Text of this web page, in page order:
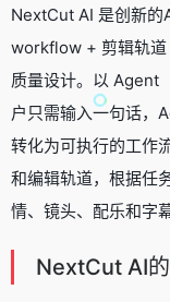
NextCut AI 是创新的
workflow + 剪辑轨道
质量设计。以 Agent
户只需输入一句话，
转化为可执行的工作
和编辑轨道，根据任
情、镜头、配乐和字
NextCut AI